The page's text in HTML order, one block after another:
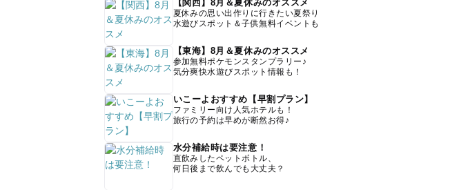
【関西】8月＆夏休みのオススメ
夏休みの思い出作りに行きたい夏祭り
水遊びスポット＆子供無料イベントも
【東海】8月＆夏休みのオススメ
参加無料ポケモンスタンプラリー♪
気分爽快水遊びスポット情報も！
いこーよおすすめ【早割プラン】
ファミリー向け人気ホテルも！
旅行の予約は早めが断然お得♪
水分補給時は要注意！
直飲みしたペットボトル、
何日後まで飲んでも大丈夫？